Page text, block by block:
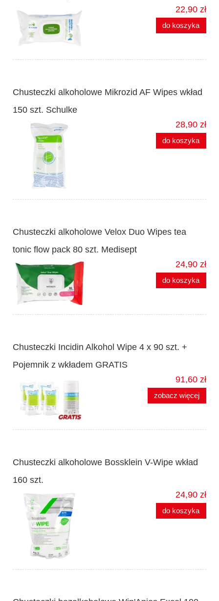
22,90 zł
do koszyka
Chusteczki alkoholowe Mikrozid AF Wipes wkład
150 szt. Schulke
28,90 zł
do koszyka
Chusteczki alkoholowe Velox Duo Wipes tea
tonic flow pack 80 szt. Medisept
24,90 zł
do koszyka
Chusteczki Incidin Alkohol Wipe 4 x 90 szt. +
Pojemnik z wkładem GRATIS
91,60 zł
zobacz więcej
Chusteczki alkoholowe Bossklein V-Wipe wkład
160 szt.
24,90 zł
do koszyka